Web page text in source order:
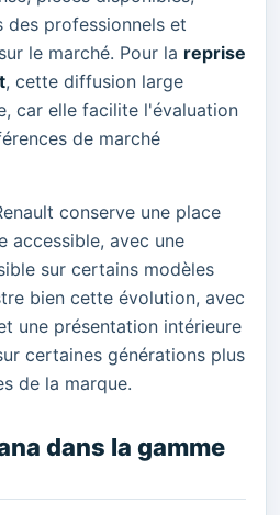
des professionnels et
le marché. Pour la reprise
, cette diffusion large
car elle facilite l'évaluation
de marché
conserve une place
accessible, avec une
sur certains modèles
bien cette évolution, avec
une présentation intérieure
certaines générations plus
de la marque.
dans la gamme